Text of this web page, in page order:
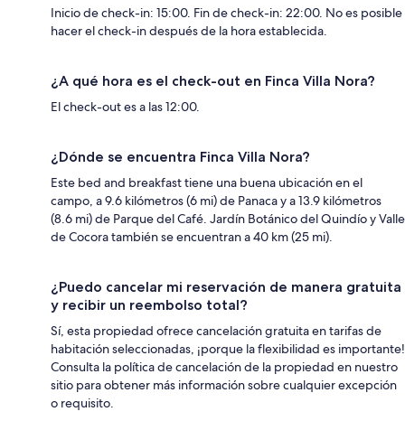
Inicio de check-in: 15:00. Fin de check-in: 22:00. No es posible
hacer el check-in después de la hora establecida.
¿A qué hora es el check-out en Finca Villa Nora?
El check-out es a las 12:00.
¿Dónde se encuentra Finca Villa Nora?
Este bed and breakfast tiene una buena ubicación en el
campo, a 9.6 kilómetros (6 mi) de Panaca y a 13.9 kilómetros
(8.6 mi) de Parque del Café. Jardín Botánico del Quindío y Valle
de Cocora también se encuentran a 40 km (25 mi).
¿Puedo cancelar mi reservación de manera gratuita
y recibir un reembolso total?
Sí, esta propiedad ofrece cancelación gratuita en tarifas de
habitación seleccionadas, ¡porque la flexibilidad es importante!
Consulta la política de cancelación de la propiedad en nuestro
sitio para obtener más información sobre cualquier excepción
o requisito.